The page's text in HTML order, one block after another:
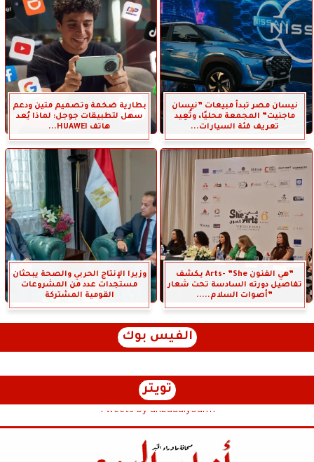
نيسان مصر تبدأ مبيعات ”نيسان
ماجنيت” المجمعة محليًا، وتُعِيد
تعريف فئة السيارات...
بطارية ضخمة وتصميم متين ودعم
سهل لتطبيقات جوجل: لماذا يُعد
هاتف HUAWEI...
”هي الفنون Arts- ”She يكشف
تفاصيل دورته السادسة تحت شعار
”أصوات السلام.....
وزيرا الإنتاج الحربي والصحة يبحثان
مستجدات عدد من المشروعات
القومية المشتركة
الفيس بوك
تويتر
Tweets by anbaaalyoum1